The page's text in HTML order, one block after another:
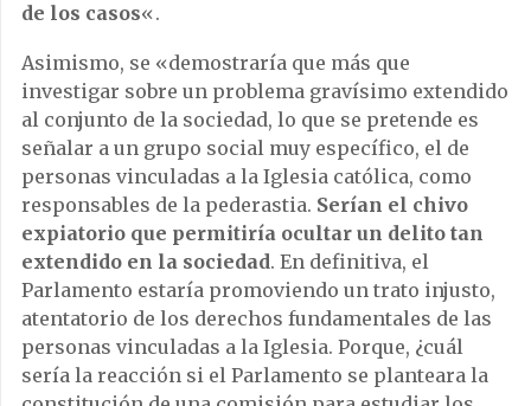
de los casos«.
Asimismo, se «demostraría que más que
investigar sobre un problema gravísimo extendido
al conjunto de la sociedad, lo que se pretende es
señalar a un grupo social muy específico, el de
personas vinculadas a la Iglesia católica, como
responsables de la pederastia. Serían el chivo
expiatorio que permitiría ocultar un delito tan
extendido en la sociedad. En definitiva, el
Parlamento estaría promoviendo un trato injusto,
atentatorio de los derechos fundamentales de las
personas vinculadas a la Iglesia. Porque, ¿cuál
sería la reacción si el Parlamento se planteara la